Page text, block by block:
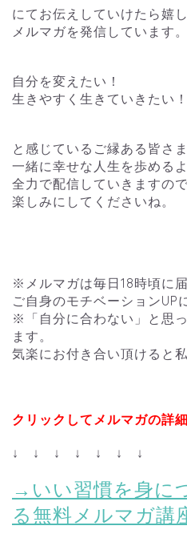
にてお伝えしていけたら嬉
メルマガを発信しています。
自分を変えたい！
生きやすく生きていきたい！
と感じているご縁ある皆さ
一緒に幸せな人生を歩める
全力で配信していきますので
楽しみにしてくださいね。
※メルマガは毎日18時頃に届
ご自身のモチベーションUP
※「自分に合わない」と思
ます。
気楽にお付き合い頂けると
クリックしてメルマガの詳
↓ ↓ ↓ ↓ ↓ ↓ ↓
→いい習慣を身に
る無料メルマガ講